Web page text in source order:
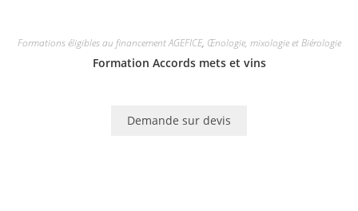
Formations éligibles au financement AGEFICE, Œnologie, mixologie et Biérologie
Formation Accords mets et vins
Demande sur devis